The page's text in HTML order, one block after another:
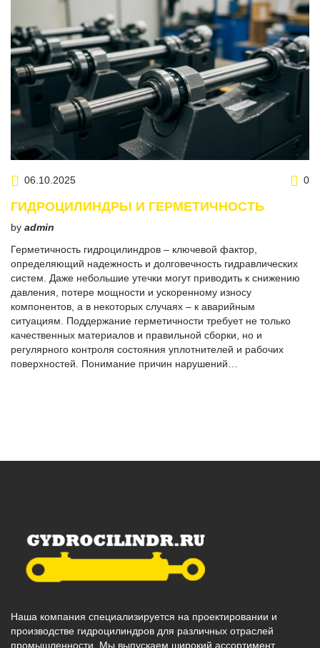
06.10.2025 0
ГИДРОЦИЛИНДРЫ И ГЕРМЕТИЧНОСТЬ
by admin
Герметичность гидроцилиндров – ключевой фактор,
определяющий надежность и долговечность гидравлических
систем. Даже небольшие утечки могут приводить к снижению
давления, потере мощности и ускоренному износу
компонентов, а в некоторых случаях – к аварийным
ситуациям. Поддержание герметичности требует не только
качественных материалов и правильной сборки, но и
регулярного контроля состояния уплотнителей и рабочих
поверхностей. Понимание причин нарушений…
Наша компания специализируется на проектировании и
производстве гидроцилиндров для различных отраслей
промышленности. Мы выпускаем широкий ассортимент